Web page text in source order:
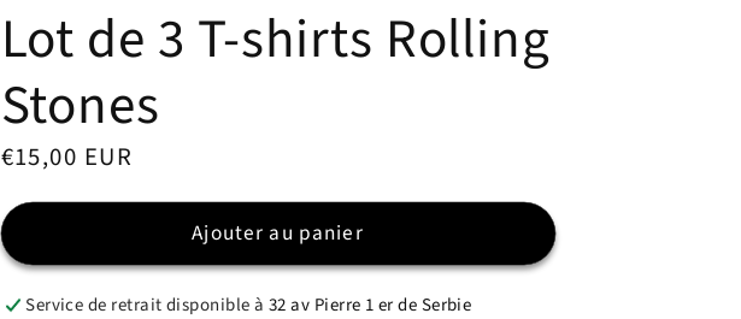
Lot de 3 T-shirts Rolling
Stones
Prix
habituel
€15,00 EUR
Ajouter au panier
Service de retrait disponible à 32 av Pierre 1 er de Serbie